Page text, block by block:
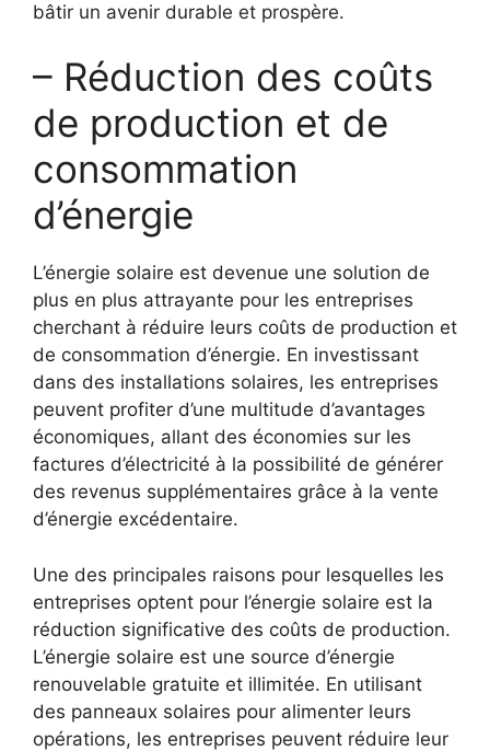
bâtir un avenir durable et prospère.
– Réduction‍ des coûts
de production⁤ et de
consommation‍
d’énergie
L’énergie solaire est devenue une‌ solution de
plus en plus attrayante​ pour les entreprises
cherchant à réduire leurs coûts de production et
de consommation d’énergie. En investissant
⁢dans des‌ installations ⁢solaires, les entreprises
peuvent profiter d’une multitude d’avantages ​
économiques, allant des économies ⁢sur les
factures d’électricité à la possibilité de générer
des⁤ revenus supplémentaires grâce à la vente
d’énergie excédentaire.
Une des principales ​raisons pour lesquelles les
entreprises optent pour l’énergie solaire est la
réduction significative des coûts de production.
L’énergie solaire ‍est une source ​d’énergie
renouvelable gratuite et illimitée. En utilisant
des panneaux solaires pour alimenter leurs
opérations, les entreprises‍ peuvent réduire leur